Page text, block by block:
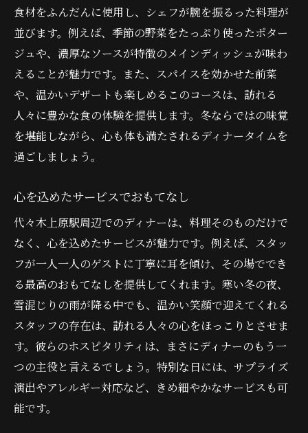
食材をふんだんに使用し、シェフが腕を振るった料理が
並びます。例えば、季節の野菜をたっぷり使ったポター
ジュや、濃厚なソースが特徴のメインディッシュが味わ
えることが魅力です。また、スパイスを効かせた前菜
や、温かいデザートも楽しめるこのコースは、訪れる
人々に豊かな食の体験を提供します。冬ならではの味覚
を堪能しながら、心も体も満たされるディナータイムを
過ごしましょう。
心を込めたサービスでおもてなし
代々木上原駅周辺でのディナーは、料理そのものだけで
なく、心を込めたサービスが魅力です。例えば、スタッ
フが一人一人のゲストに丁寧に耳を傾け、その場ででき
る最高のおもてなしを提供してくれます。寒い冬の夜、
雪混じりの雨が降る中でも、温かい笑顔で迎えてくれる
スタッフの存在は、訪れる人々の心をほっこりとさせま
す。彼らのホスピタリティは、まさにディナーのもう一
つの主役と言えるでしょう。特別な日には、サプライズ
演出やアレルギー対応など、きめ細やかなサービスも可
能です。